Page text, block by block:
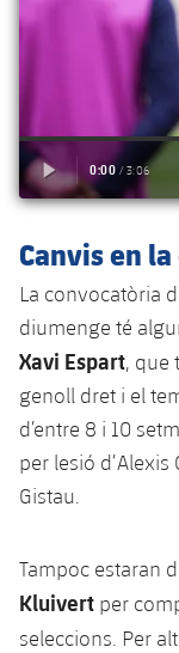
Classificació
Resultats
Hockey
Plantilla
Agenda
Rugby
plusicon
Actualitat
Jugadors
Resultats
Classificació
Fotos
Voleibol
plusicon
Notícies
Voleibol
Apunta't a
plusicon
més
Apunta't
Carnet de
PLUSICON
MÉS
League of
Canvis en
La convocatòria
diumenge té
Xavi Espart, que
genoll dret i el
d’entre 8 i 10
per lesió
Gistau.
Tampoc estaran
Kluivert per
seleccions. Per